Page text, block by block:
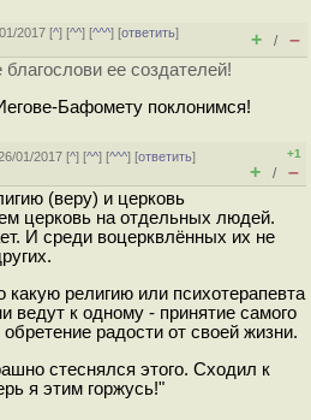
2017 [^] [^^] [^^^] [ответить]
+ / –
ее создателей!
Бафомету поклонимся!
01/2017 [^] [^^] [^^^] [ответить]
+1
+ / –
(веру) и церковь
церковь на отдельных людей.
И среди воцерквлённых их не
религию или психотерапевта
ведут к одному - принятие самого
радости от своей жизни.
стеснялся этого. Сходил к
я этим горжусь!"